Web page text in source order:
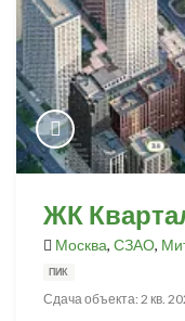
ЖК
Москва, СЗАО,
ПИК
Сдача объекта: 2 кв.